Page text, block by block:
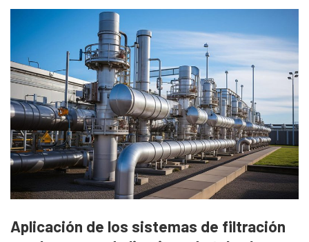
Aplicación de los sistemas de filtración